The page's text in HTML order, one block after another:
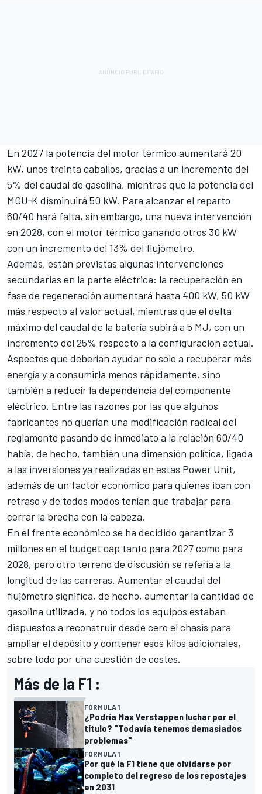
En 2027 la potencia del motor térmico aumentará 20
kW, unos treinta caballos, gracias a un incremento del
5% del caudal de gasolina, mientras que la potencia del
MGU‑K disminuirá 50 kW. Para alcanzar el reparto
60/40 hará falta, sin embargo, una nueva intervención
en 2028, con el motor térmico ganando otros 30 kW
con un incremento del 13% del flujómetro.
Además, están previstas algunas intervenciones
secundarias en la parte eléctrica: la recuperación en
fase de regeneración aumentará hasta 400 kW, 50 kW
más respecto al valor actual, mientras que el delta
máximo del caudal de la batería subirá a 5 MJ, con un
incremento del 25% respecto a la configuración actual.
Aspectos que deberían ayudar no solo a recuperar más
energía y a consumirla menos rápidamente, sino
también a reducir la dependencia del componente
eléctrico. Entre las razones por las que algunos
fabricantes no querían una modificación radical del
reglamento pasando de inmediato a la relación 60/40
había, de hecho, también una dimensión política, ligada
a las inversiones ya realizadas en estas Power Unit,
además de un factor económico para quienes iban con
retraso y de todos modos tenían que trabajar para
cerrar la brecha con la cabeza.
En el frente económico se ha decidido garantizar 3
millones en el budget cap tanto para 2027 como para
2028, pero otro terreno de discusión se refería a la
longitud de las carreras. Aumentar el caudal del
flujómetro significa, de hecho, aumentar la cantidad de
gasolina utilizada, y no todos los equipos estaban
dispuestos a reconstruir desde cero el chasis para
ampliar el depósito y contener esos kilos adicionales,
sobre todo por una cuestión de costes.
Más de la F1 :
FÓRMULA 1
¿Podría Max Verstappen luchar por el
título? "Todavía tenemos demasiados
problemas"
FÓRMULA 1
Por qué la F1 tiene que olvidarse por
completo del regreso de los repostajes
en 2031